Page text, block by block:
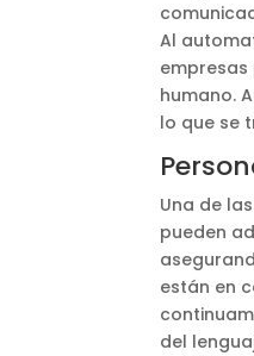
Al
humano.
lo que se
Una de
pueden
están en
del